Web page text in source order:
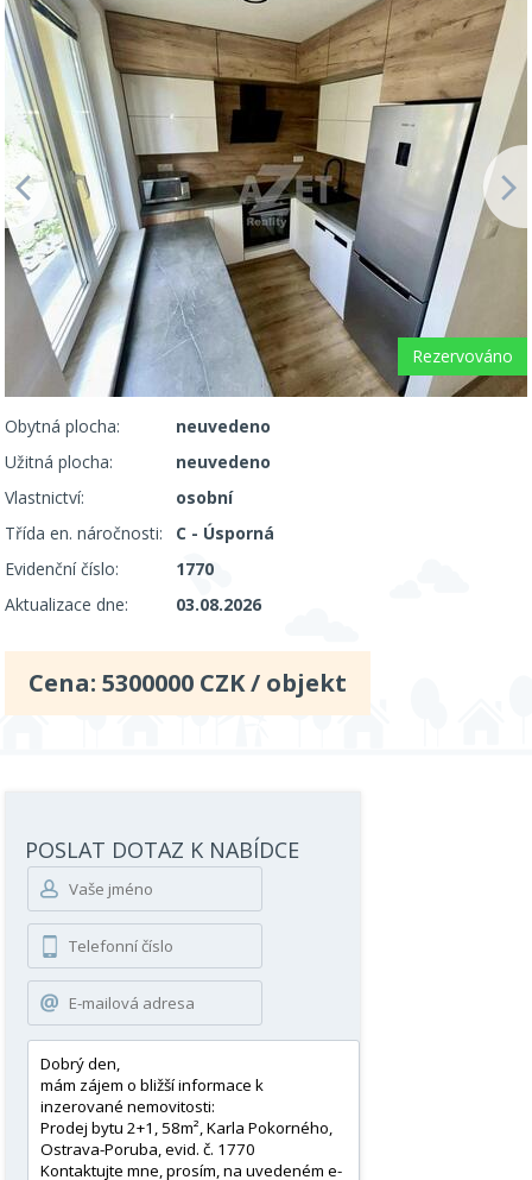
Rezervováno
Obytná plocha:
neuvedeno
Užitná plocha:
neuvedeno
Vlastnictví:
osobní
Třída en. náročnosti:
C - Úsporná
Evidenční číslo:
1770
Aktualizace dne:
03.08.2026
Cena:5300000 CZK / objekt
POSLAT DOTAZ K NABÍDCE